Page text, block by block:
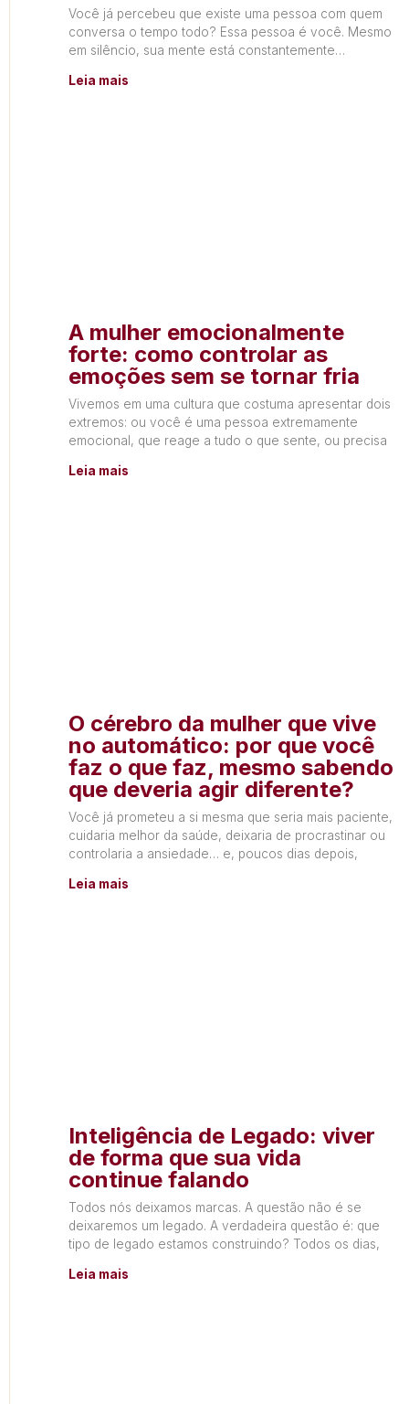
Você já percebeu que existe uma pessoa com quem
conversa o tempo todo? Essa pessoa é você. Mesmo
em silêncio, sua mente está constantemente
Leia mais
A mulher emocionalmente
forte: como controlar as
emoções sem se tornar fria
Vivemos em uma cultura que costuma apresentar dois
extremos: ou você é uma pessoa extremamente
emocional, que reage a tudo o que sente, ou precisa
Leia mais
O cérebro da mulher que vive
no automático: por que você
faz o que faz, mesmo sabendo
que deveria agir diferente?
Você já prometeu a si mesma que seria mais paciente,
cuidaria melhor da saúde, deixaria de procrastinar ou
controlaria a ansiedade… e, poucos dias depois,
Leia mais
Inteligência de Legado: viver
de forma que sua vida
continue falando
Todos nós deixamos marcas. A questão não é se
deixaremos um legado. A verdadeira questão é: que
tipo de legado estamos construindo? Todos os dias,
Leia mais